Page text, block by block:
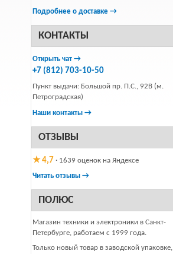
Подробнее о доставке →
КОНТАКТЫ
Открыть чат →
+7 (812) 703-10-50
Пункт выдачи: Большой пр. П.С., 92В (м.
Петроградская)
Наши контакты →
ОТЗЫВЫ
★ 4,7 · 1639 оценок на Яндексе
Читать отзывы →
ПОЛЮС
Магазин техники и электроники в Санкт-
Петербурге, работаем с 1999 года.
Только новый товар в заводской упаковке,